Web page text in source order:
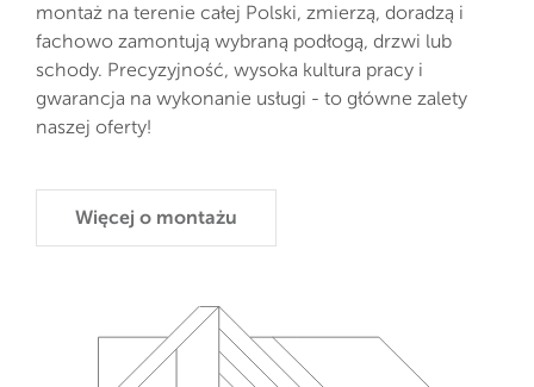
montaż na terenie całej Polski, zmierzą, doradzą i
fachowo zamontują wybraną podłogą, drzwi lub
schody. Precyzyjność, wysoka kultura pracy i
gwarancja na wykonanie usługi - to główne zalety
naszej oferty!
Więcej o montażu